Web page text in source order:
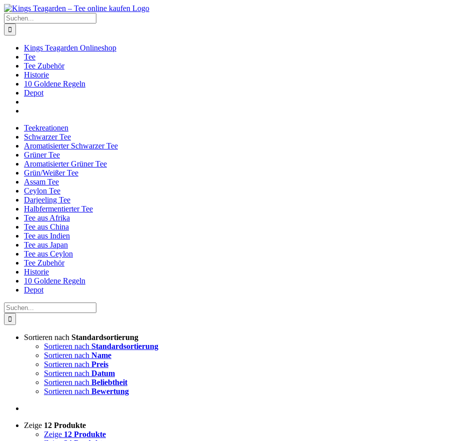
Zum
Inhalt
springen
Facebook
X
Instagram
Pinterest
Suche
nach:
Kings Teagarden Onlineshop
Tee
Tee Zubehör
Historie
10 Goldene Regeln
Depot
Teekreationen
Schwarzer Tee
Aromatisierter Schwarzer Tee
Grüner Tee
Aromatisierter Grüner Tee
Grün/Weißer Tee
Assam Tee
Ceylon Tee
Darjeeling Tee
Halbfermentierter Tee
Tee aus Afrika
Tee aus China
Tee aus Indien
Tee aus Japan
Tee aus Ceylon
Tee Zubehör
Historie
10 Goldene Regeln
Depot
Suche
nach:
Sortieren nach Standardsortierung
Sortieren nach Standardsortierung
Sortieren nach Name
Sortieren nach Preis
Sortieren nach Datum
Sortieren nach Beliebtheit
Sortieren nach Bewertung
Zeige 12 Produkte
Zeige 12 Produkte